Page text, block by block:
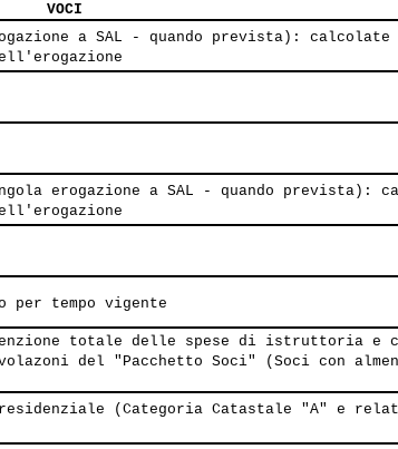
VOCI
a SAL - quando prevista): calcolate
erogazione a SAL - quando prevista):
tempo vigente
totale delle spese di istruttoria e
del "Pacchetto Soci" (Soci con
(Categoria Catastale "A" e